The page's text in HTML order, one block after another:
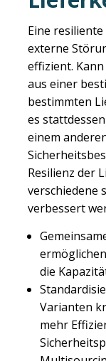
Eine
externe
effizient.
aus einer
bestimmten
es
einem
Resilienz der
verschiedene
verbessert
die
Varianten
mehr